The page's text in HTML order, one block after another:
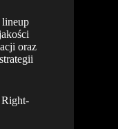
oraz